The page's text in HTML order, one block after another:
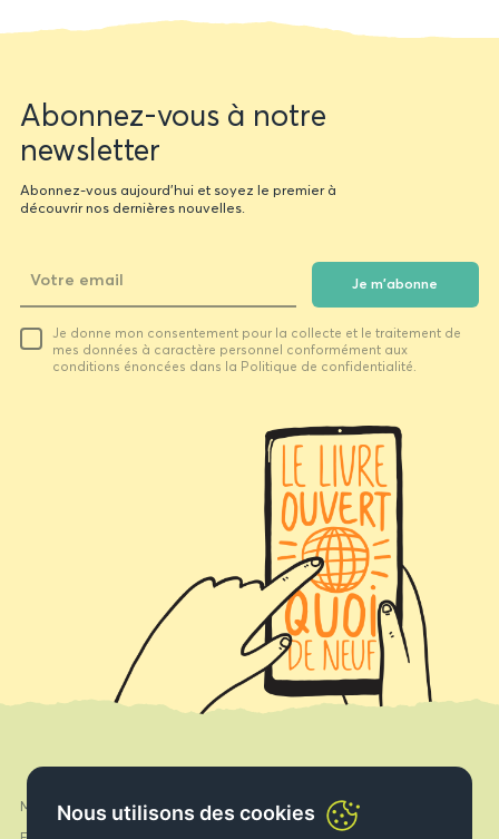
Nous utilisons des cookies
Newsletter
form
Abonnez-vous à notre
newsletter
Abonnez-vous aujourd'hui et soyez le premier à
découvrir nos dernières nouvelles.
email
Je m'abonne
Je donne mon consentement pour la collecte et le traitement de
mes données à caractère personnel conformément aux
conditions énoncées dans la Politique de confidentialité.
Mon compte
Facebook